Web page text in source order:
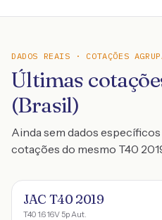
DADOS REAIS · COTAÇÕES
Últimas
(Brasil)
Ainda sem dados
cotações do mesmo T40
JAC T40 2019
T40 1.6 16V 5p Aut.